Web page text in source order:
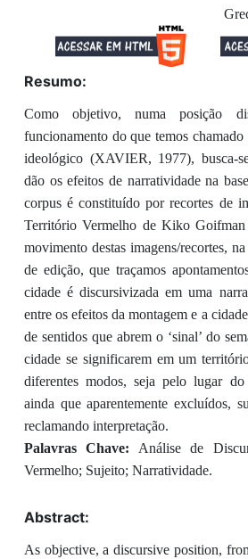
Resumo:
Como objetivo, numa posição
funcionamento do que temos
ideológico (XAVIER, 1977), busca-
dão os efeitos de narratividade na
corpus é constituído por recortes de
Território Vermelho de Kiko
movimento destas imagens/recortes,
de edição, que traçamos
cidade é discursivizada em uma
entre os efeitos da montagem e a
de sentidos que abrem o ‘sinal’ do
cidade se significarem em um
diferentes modos, seja pelo lugar
ainda que aparentemente excluídos,
reclamando interpretação.
Palavras Chave: Análise de
Vermelho; Sujeito; Narratividade.
Abstract:
As objective, a discursive position,